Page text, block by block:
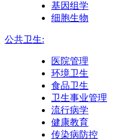
基因组学
细胞生物
公共卫生:
医院管理
环境卫生
食品卫生
卫生事业管理
流行病学
健康教育
传染病防控